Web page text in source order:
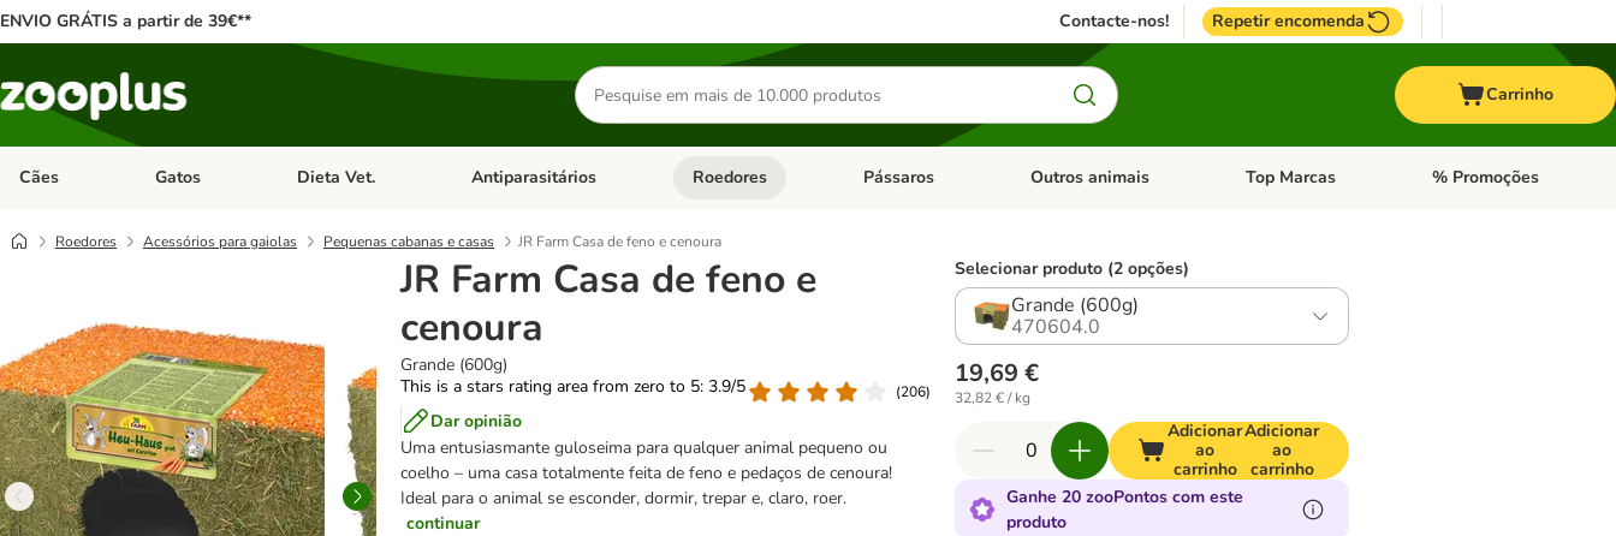
ENVIO GRÁTIS a partir de 39€** Contacte-nos! Repetir encomenda
Pesquisar
produtos
Carrinho
Cães Abrir menu de categoria: Cães
Gatos Abrir menu de categoria: Gatos
Dieta Vet. Abrir menu de categoria: Dieta Vet.
Antiparasitários Abrir menu de categoria: Antiparasitários
Roedores Abrir menu de categoria: Roedores
Pássaros Abrir menu de categoria: Pássaros
Outros animais Abrir menu de categoria: Outros animais
Top Marcas Abrir menu de categoria:
% Promoções
Roedores Acessórios para gaiolas Pequenas cabanas e casas JR Farm Casa de feno e cenoura
JR Farm Casa de feno e
cenoura
Grande (600g)
This is a stars rating area from zero to 5: 3.9/5
(206)
Dar opinião
Uma entusiasmante guloseima para qualquer animal pequeno ou
coelho – uma casa totalmente feita de feno e pedaços de cenoura!
Ideal para o animal se esconder, dormir, trepar e, claro, roer.
continuar
Selecionar produto (2 opções)
Grande (600g)
470604.0
19,69 €
32,82 € / kg
Adicionar
ao
carrinho
Adicionar
ao
carrinho
Ganhe 20 zooPontos com este
produto